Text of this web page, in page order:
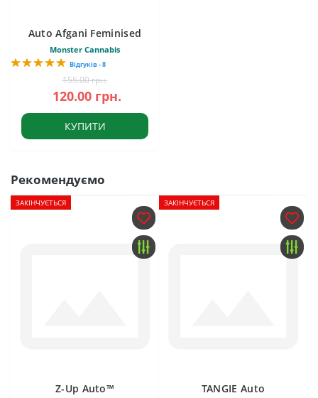
Auto Afgani Feminised
Monster Cannabis
Відгуків - 8
155.00 грн.
120.00 грн.
КУПИТИ
Рекомендуємо
ЗАКІНЧУЄТЬСЯ
Z-Up Auto™
ЗАКІНЧУЄТЬСЯ
TANGIE Auto